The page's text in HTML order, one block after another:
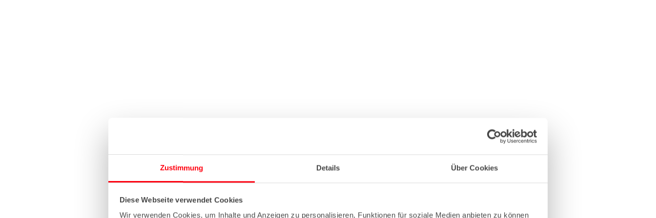
Zustimmung Details Über Cookies
Diese Webseite verwendet Cookies
Wir verwenden Cookies, um Inhalte und Anzeigen zu personalisieren, Funktionen für soziale Medien anbieten zu können